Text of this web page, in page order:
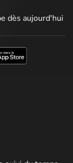
dès aujourd'hui